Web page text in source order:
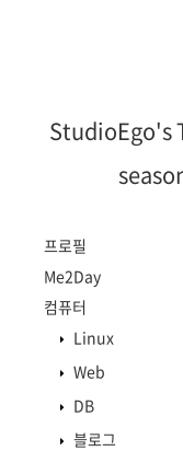
StudioEgo's
프로필
Me2Day
컴퓨터
Linux
Web
DB
블로그